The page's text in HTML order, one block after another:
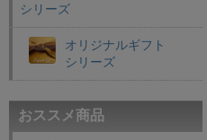
シリーズ
オリジナルギフト
シリーズ
おススメ商品